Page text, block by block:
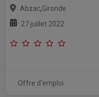
Abzac,Gironde
27 juillet 2022
Offre d'emploi